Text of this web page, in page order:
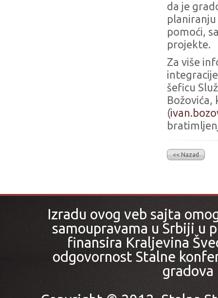
da je
pomoći,
projekte.
Za više
šeficu
(
<< Nazad
Izradu ovog veb sajta
samoupravama u Srbiji u
finansira Kraljevina
odgovornost Stalne
gradova